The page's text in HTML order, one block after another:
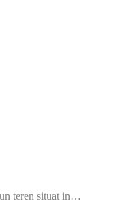
teren situat in…